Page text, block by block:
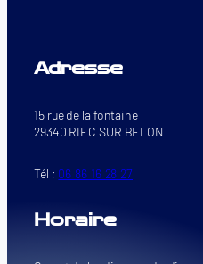
Adresse
15 rue de la fontaine
29340 RIEC SUR BELON
Tél : 06.86.16.28.27
Horaire